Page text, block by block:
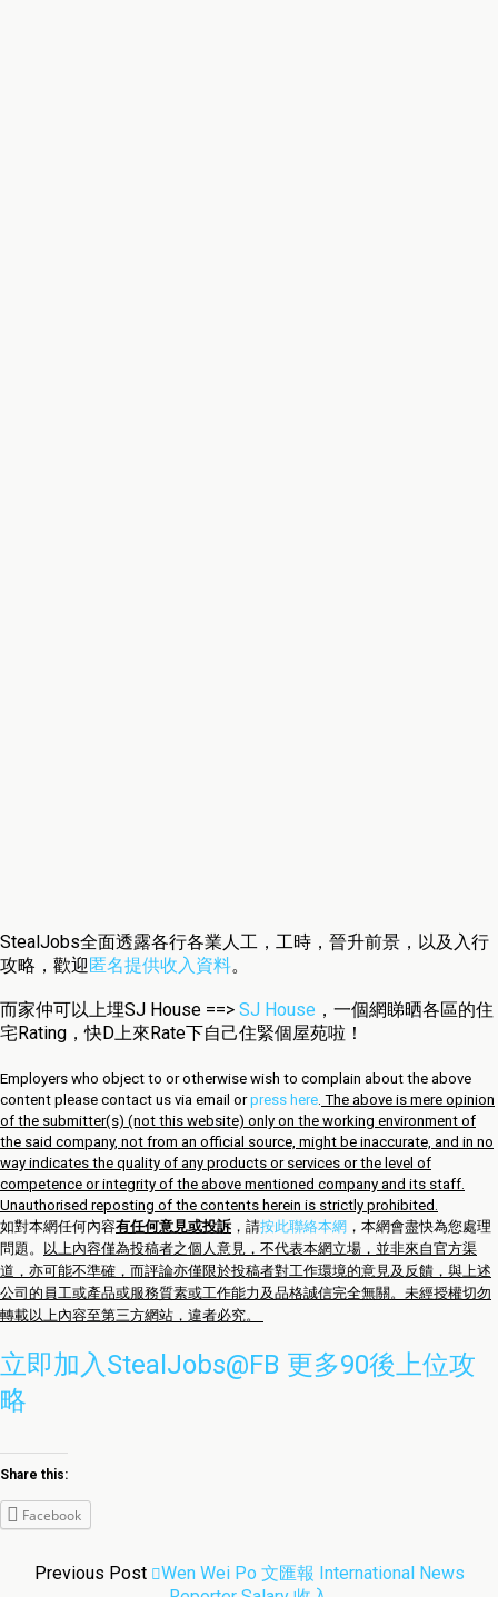
StealJobs全面透露各行各業人工，工時，晉升前景，以及入行
攻略，歡迎匿名提供收入資料。
而家仲可以上埋SJ House ==> SJ House ，一個網睇晒各區的住
宅Rating，快D上來Rate下自己住緊個屋苑啦！
Employers who object to or otherwise wish to complain about the above
content please contact us via email orpress here. The above is mere opinion
of the submitter(s) (not this website) only on the working environment of
the said company, not from an official source, might be inaccurate, and in no
way indicates the quality of any products or services or the level of
competence or integrity of the above mentioned company and its staff.
Unauthorised reposting of the contents herein is strictly prohibited.
如對本網任何內容有任何意見或投訴 ，請按此聯絡本網 ，本網會盡快為您處理
問題。
以上內容僅為投稿者之個人意見，不代表本網立場，並非來自官方渠
道，亦可能不準確，而評論亦僅限於投稿者對工作環境的意見及反饋，與上述
公司的員工或產品或服務質素或工作能力及品格誠信完全無關。未經授權切勿
轉載以上內容至第三方網站，違者必究。
立即加入StealJobs@FB 更多90後上位攻
略
Share this:
Facebook
Previous Post
Wen Wei Po 文匯報 International News